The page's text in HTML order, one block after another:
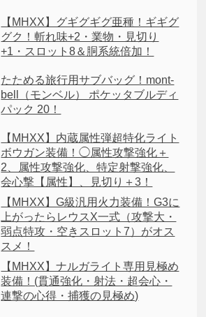
【MHXX】グギグギグ亜種！ギギグ
グク！斬れ味+2・業物・見切り
+1・スロット8＆胴系統倍加！
たためる旅行用サブバッグ！mont-
bell（モンベル） ポケッタブルディ
パック 20！
【MHXX】内蔵属性弾超特化ライト
ボウガン装備！◯属性攻撃強化＋
2、属性攻撃強化、特定射撃強化、
会心撃【属性】、見切り＋3！
【MHXX】G級汎用火力装備！G3に
上がったらレウスX一式（攻撃大・
弱点特攻・空きスロット7）がオス
スメ！
【MHXX】ナルガライト専用見極め
装備！(貫通強化・射法・超会心・
連撃の心得・捕獲の見極め)